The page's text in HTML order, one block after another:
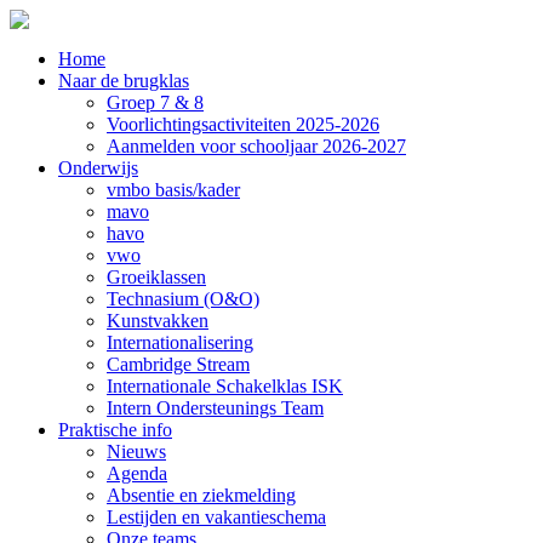
Home
Naar de brugklas
Groep 7 & 8
Voorlichtingsactiviteiten 2025-2026
Aanmelden voor schooljaar 2026-2027
Onderwijs
vmbo basis/kader
mavo
havo
vwo
Groeiklassen
Technasium (O&O)
Kunstvakken
Internationalisering
Cambridge Stream
Internationale Schakelklas ISK
Intern Ondersteunings Team
Praktische info
Nieuws
Agenda
Absentie en ziekmelding
Lestijden en vakantieschema
Onze teams